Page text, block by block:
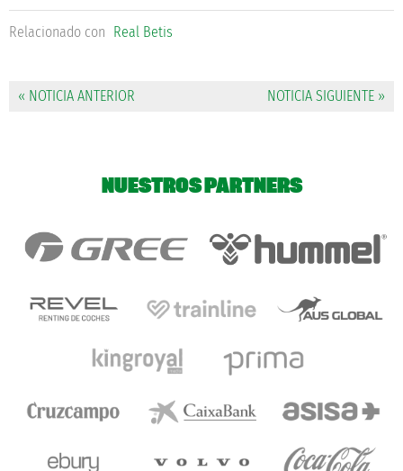
Relacionado con Real Betis
« NOTICIA ANTERIOR NOTICIA SIGUIENTE »
NUESTROS PARTNERS